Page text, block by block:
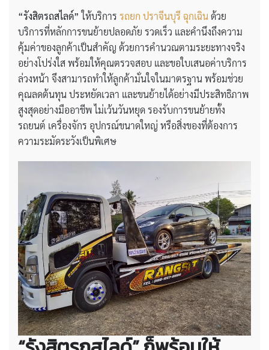
“รังสิตรถสไลด์” ให้บริการ รถยก ปราจีนบุรี ฉุกเฉินด้วย
บริการที่หลักการขนย้ายปลอดภัย รวดเร็ว และคำนึงถึงความ
คุ้มค่าของลูกค้าเป็นสำคัญ ด้วยการคำนวณตามระยะทางจริง
อย่างโปร่งใส พร้อมให้คุณตรวจสอบ และขอใบเสนอค่าบริการ
ล่วงหน้า จึงสามารถทำให้ลูกค้ามั่นใจในมาตรฐาน พร้อมช่วย
คุณลดต้นทุน ประหยัดเวลา และขนย้ายได้อย่างมีประสิทธิภาพ
สูงสุดอย่างมืออาชีพ ไม่เว้นวันหยุด รองรับการขนย้ายทั้ง
รถยนต์ เครื่องจักร อุปกรณ์ขนาดใหญ่ หรือสิ่งของที่ต้องการ
ความระมัดระวังเป็นพิเศษ